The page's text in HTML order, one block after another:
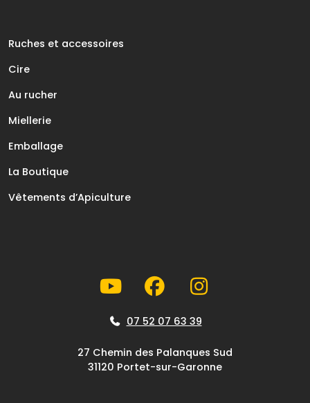
Ruches et accessoires
Cire
Au rucher
Miellerie
Emballage
La Boutique
Vêtements d’Apiculture
07 52 07 63 39
27 Chemin des Palanques Sud
31120 Portet-sur-Garonne